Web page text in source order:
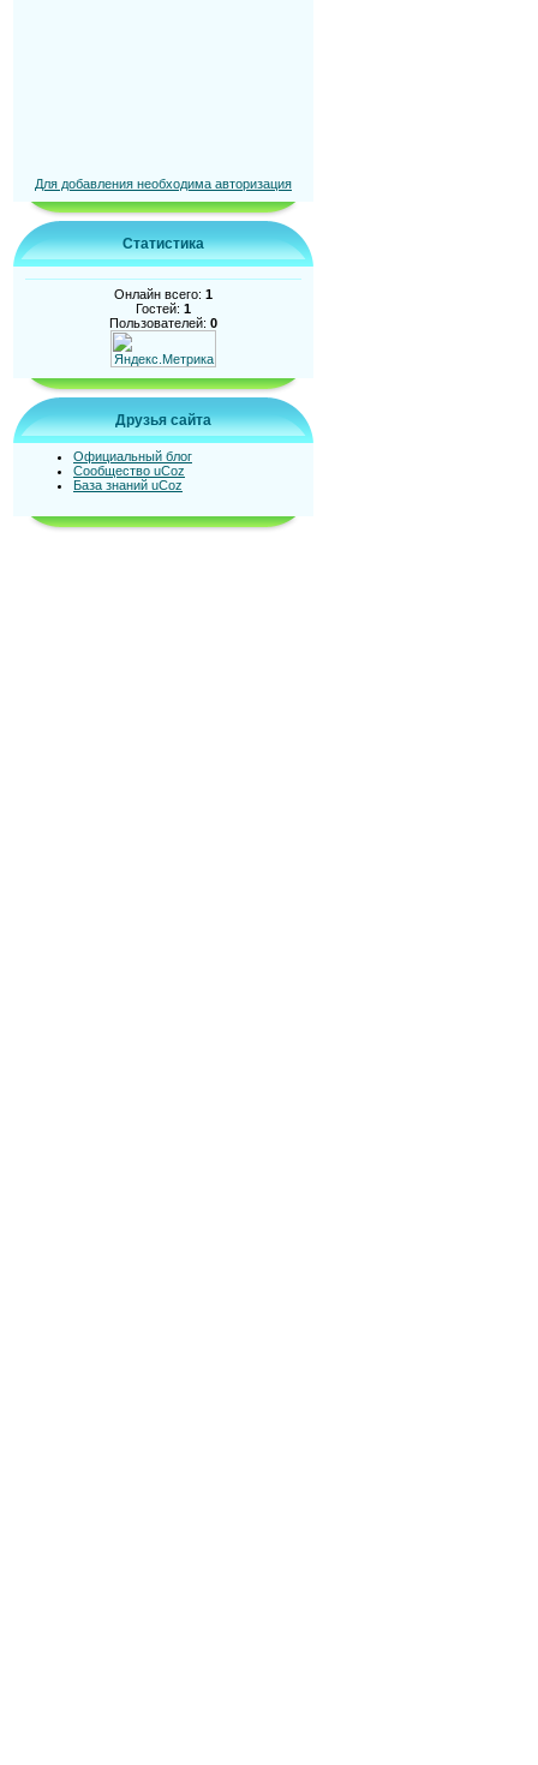
Для добавления необходима авторизация
Статистика
Онлайн всего: 1
Гостей: 1
Пользователей: 0
Друзья сайта
Официальный блог
Сообщество uCoz
База знаний uCoz